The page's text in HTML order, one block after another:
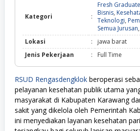
Kategori :
Fresh Graduate
Bisnis,
Teknologi,
Semua Jurusan,
Lokasi :
jawa barat
Jenis Pekerjaan
: Full Time
RSUD Rengasdengklok beroperasi
pelayanan kesehatan publik utama
masyarakat di Kabupaten Karawang
sakit yang dikelola oleh Pemerintah
ini menyediakan layanan kesehatan